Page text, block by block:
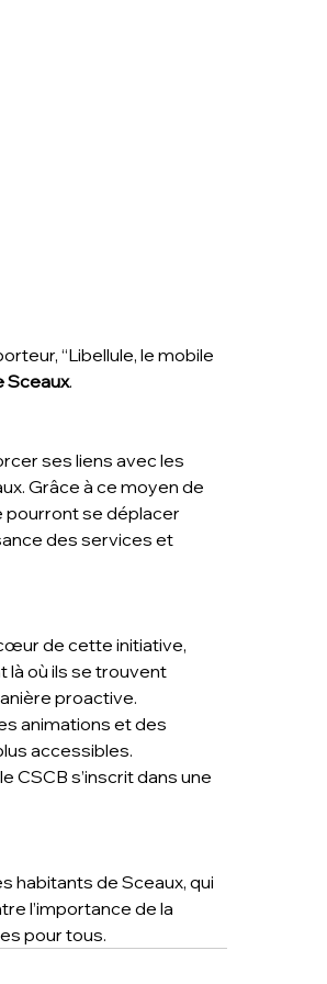
“Libellule, le mobile
Sceaux.
ses liens avec les
Grâce à ce moyen de
pourront se déplacer
des services et
de cette initiative,
là où ils se trouvent
proactive.
animations et des
accessibles.
CSCB s’inscrit dans une
habitants de Sceaux, qui
l’importance de la
pour tous.